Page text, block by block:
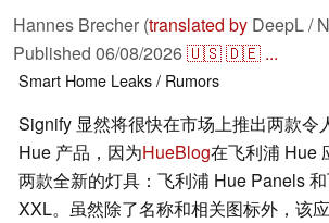
Hannes Brecher (translated by DeepL /
Published 06/08/2026🇺🇸🇩🇪 ...
Smart Home Leaks / Rumors
Signify 显然将很快在市场上推出两款令
Hue 产品，因为HueBlog在飞利浦 Hue
两款全新的灯具：飞利浦 Hue Panels
XXL。虽然除了名称和相关图标外，该